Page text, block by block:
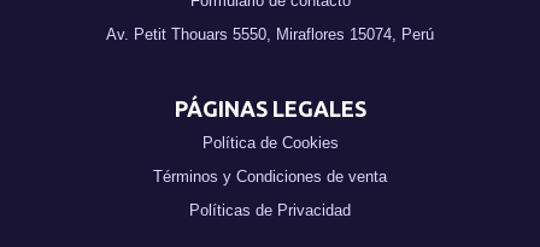
Av. Petit Thouars 5550, Miraflores 15074, Perú
PÁGINAS LEGALES
Política de Cookies
Términos y Condiciones de venta
Políticas de Privacidad